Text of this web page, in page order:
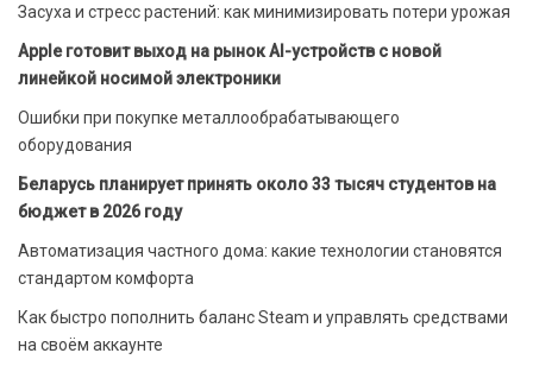
Засуха и стресс растений: как минимизировать потери урожая
Apple готовит выход на рынок AI-устройств с новой
линейкой носимой электроники
Ошибки при покупке металлообрабатывающего
оборудования
Беларусь планирует принять около 33 тысяч студентов на
бюджет в 2026 году
Автоматизация частного дома: какие технологии становятся
стандартом комфорта
Как быстро пополнить баланс Steam и управлять средствами
на своём аккаунте